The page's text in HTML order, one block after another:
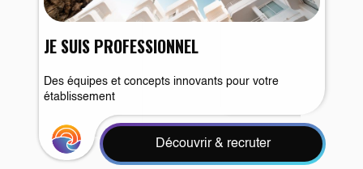
Découvrir & recruter
JE SUIS PROFESSIONNEL
Des équipes et concepts innovants pour votre
établissement